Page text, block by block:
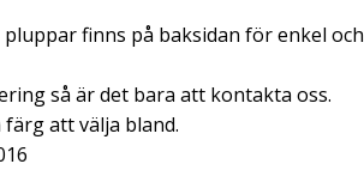
finns på baksidan för enkel och
så är det bara att kontakta oss.
att välja bland.